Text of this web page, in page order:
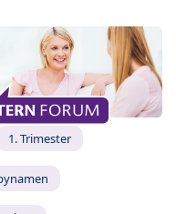
1. Trimester